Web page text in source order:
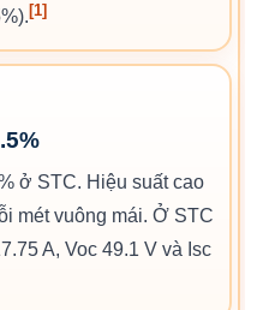
[1]
ở STC. Hiệu suất cao
mét vuông mái. Ở STC
A, Voc 49.1 V và Isc